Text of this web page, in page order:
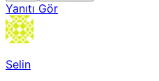
Yanıtı Gör
Selin